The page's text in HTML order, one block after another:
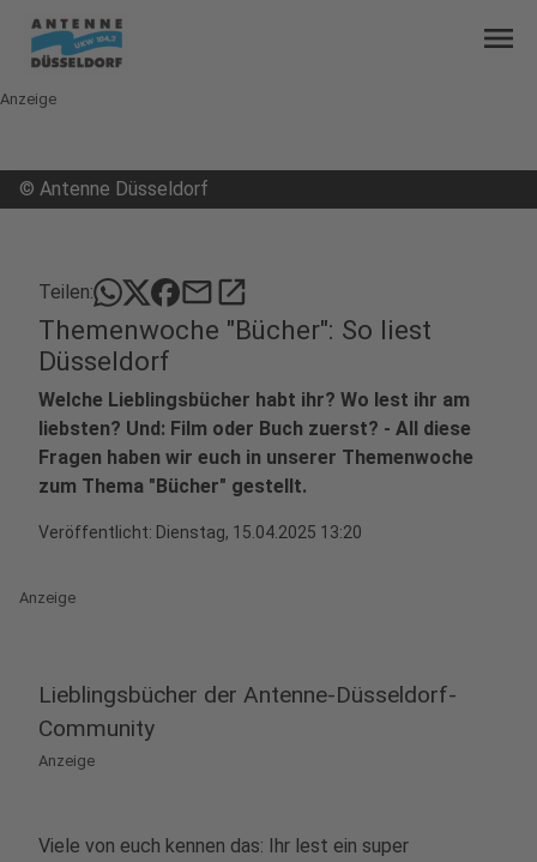
menu
Anzeige
© Antenne Düsseldorf
Teilen: mailopen_in_new
Themenwoche "Bücher": So liest
Düsseldorf
Welche Lieblingsbücher habt ihr? Wo lest ihr am
liebsten? Und: Film oder Buch zuerst? - All diese
Fragen haben wir euch in unserer Themenwoche
zum Thema "Bücher" gestellt.
Veröffentlicht: Dienstag, 15.04.2025 13:20
Anzeige
Lieblingsbücher der Antenne-Düsseldorf-
Community
Anzeige
Viele von euch kennen das: Ihr lest ein super